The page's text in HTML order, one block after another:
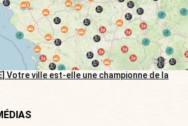
Votre ville est-elle une championne de la